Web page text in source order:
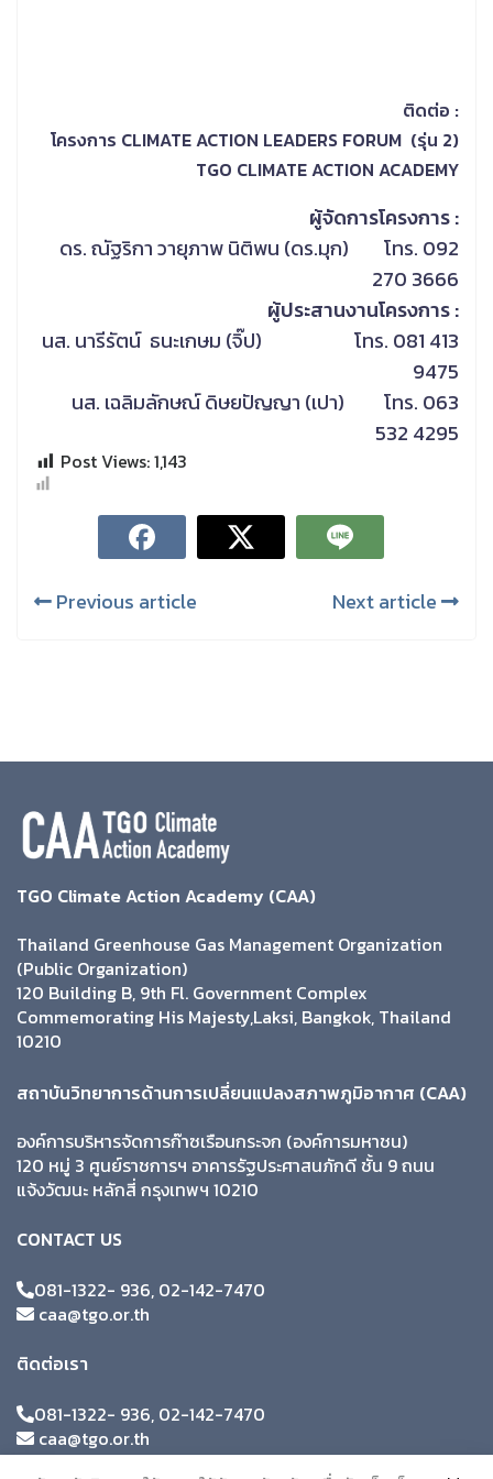
ติดต่อ :
โครงการ CLIMATE ACTION LEADERS FORUM (รุ่น 2)
TGO CLIMATE ACTION ACADEMY
ผู้จัดการโครงการ :
ดร. ณัฐริกา วายุภาพ นิติพน (ดร.มุก) โทร. 092
270 3666
ผู้ประสานงานโครงการ :
นส. นารีรัตน์ ธนะเกษม (จิ๊ป) โทร. 081 413
9475
นส. เฉลิมลักษณ์ ดิษยปัญญา (เปา) โทร. 063
532 4295
Post Views:1,143
Previous article Next article
TGO Climate Action Academy (CAA)
Thailand Greenhouse Gas Management Organization
(Public Organization)
120 Building B, 9th Fl. Government Complex
Commemorating His Majesty,Laksi, Bangkok, Thailand
10210
สถาบันวิทยาการด้านการเปลี่ยนแปลงสภาพภูมิอากาศ (CAA)
องค์การบริหารจัดการก๊าซเรือนกระจก (องค์การมหาชน)
120 หมู่ 3 ศูนย์ราชการฯ อาคารรัฐประศาสนภักดี ชั้น 9 ถนน
แจ้งวัฒนะ หลักสี่ กรุงเทพฯ 10210
CONTACT US
081-1322- 936, 02-142-7470
caa@tgo.or.th
ติดต่อเรา
081-1322- 936, 02-142-7470
caa@tgo.or.th